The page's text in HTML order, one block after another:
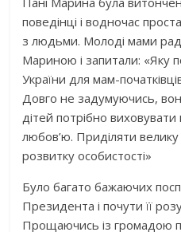
поведінці і водночас
з людьми. Молоді мами
Мариною і запитали: «Яку
України для мам-
Довго не задумуючись,
дітей потрібно
любов’ю. Приділяти велику
розвитку особистості»
Було багато бажаючих
Президента і почути її
Прощаючись із громадою